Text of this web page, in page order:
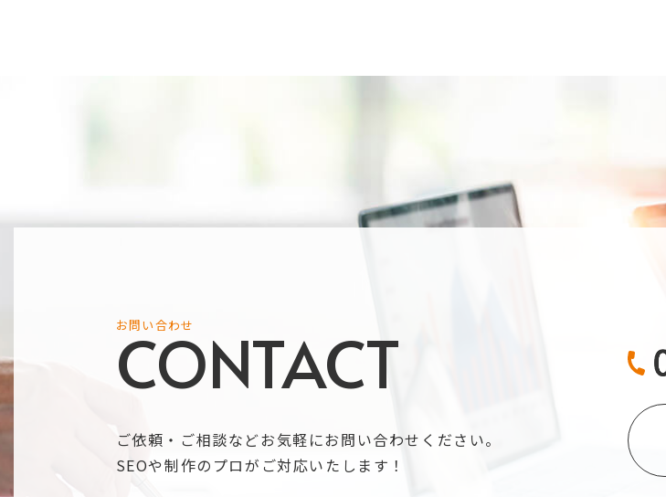
お問い合わせ
CONTACT
ご依頼・ご相談などお気軽にお問い合わせください。
SEOや制作のプロがご対応いたします！